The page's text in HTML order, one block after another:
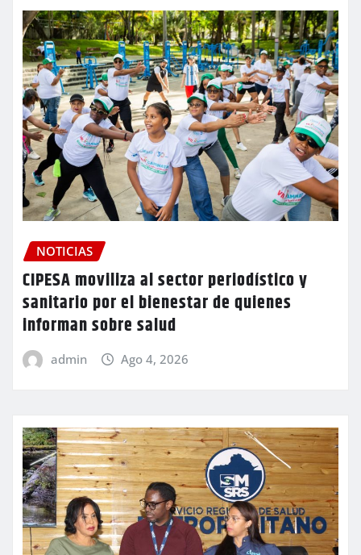
NOTICIAS
CIPESA moviliza al sector periodístico y
sanitario por el bienestar de quienes
informan sobre salud
admin Ago 4, 2026